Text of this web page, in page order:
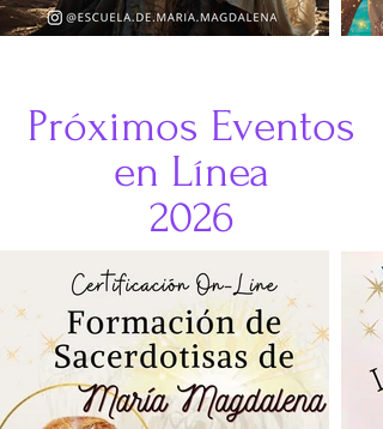
Próximos Eventos
en Línea
2026